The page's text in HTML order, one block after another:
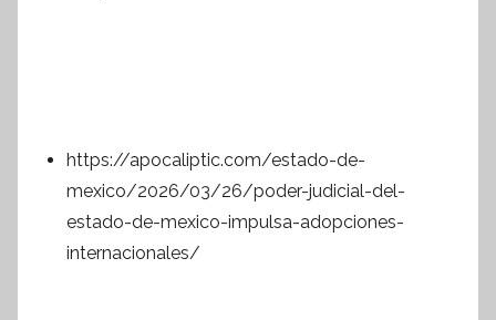
https://apocaliptic.com/estado-de-
mexico/2026/03/26/poder-judicial-del-
estado-de-mexico-impulsa-adopciones-
internacionales/